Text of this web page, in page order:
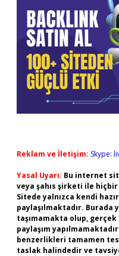
Reklam ve İletişim: Skype:
Yasal Uyarı: Bu internet
veya şahıs şirketi ile
Sitede yalnızca kendi
paylaşılmaktadır.
taşımamakta olup,
paylaşım
benzerlikleri tamamen
taslak halindedir ve